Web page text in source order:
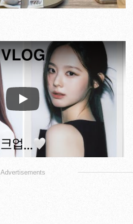
Play
Advertisements